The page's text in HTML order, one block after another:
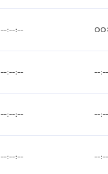
--:--:--
--:--:-- --
--:--:-- --
--:--:-- --